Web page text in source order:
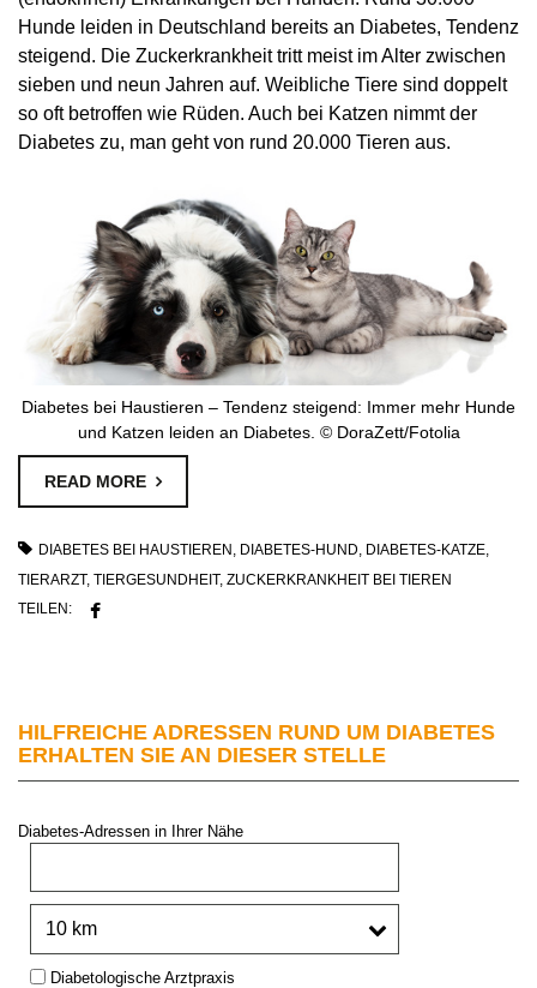
Hunde leiden in Deutschland bereits an Diabetes, Tendenz
steigend. Die Zuckerkrankheit tritt meist im Alter zwischen
sieben und neun Jahren auf. Weibliche Tiere sind doppelt
so oft betroffen wie Rüden. Auch bei Katzen nimmt der
Diabetes zu, man geht von rund 20.000 Tieren aus.
Diabetes bei Haustieren – Tendenz steigend: Immer mehr Hunde
und Katzen leiden an Diabetes. © DoraZett/Fotolia
READ MORE
DIABETES BEI HAUSTIEREN DIABETES-HUND DIABETES-KATZE
TIERARZT, TIERGESUNDHEIT, ZUCKERKRANKHEIT BEI TIEREN
TEILEN:
HILFREICHE ADRESSEN RUND UM DIABETES
ERHALTEN SIE AN DIESER STELLE
Diabetes-Adressen in Ihrer Nähe
Type:Diabetologische Arztpraxis